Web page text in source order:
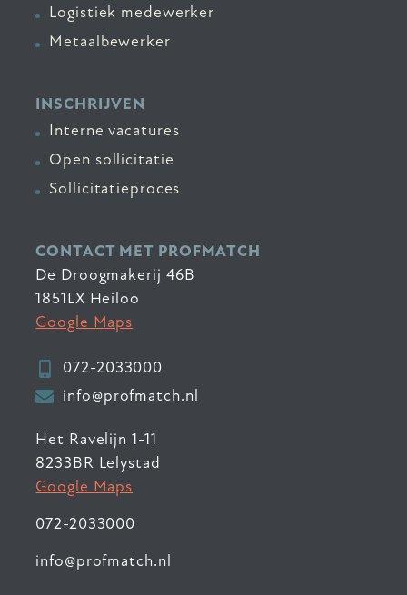
Logistiek medewerker
Metaalbewerker
INSCHRIJVEN
Interne vacatures
Open sollicitatie
Sollicitatieproces
CONTACT MET PROFMATCH
De Droogmakerij 46B
1851LX Heiloo
Google Maps
072-2033000
info@profmatch.nl
Het Ravelijn 1-11
8233BR Lelystad
Google Maps
072-2033000
info@profmatch.nl